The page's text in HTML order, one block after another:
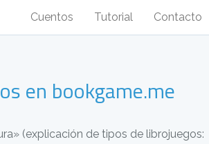
Cuentos Tutorial Contacto
en bookgame.me
(explicación de tipos de librojuegos: